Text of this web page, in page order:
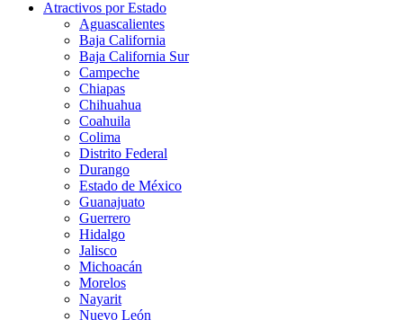
Atractivos por Estado
Aguascalientes
Baja California
Baja California Sur
Campeche
Chiapas
Chihuahua
Coahuila
Colima
Distrito Federal
Durango
Estado de México
Guanajuato
Guerrero
Hidalgo
Jalisco
Michoacán
Morelos
Nayarit
Nuevo León